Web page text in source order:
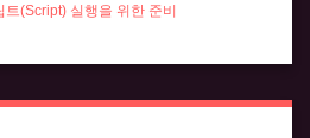
(Script) 실행을 위한 준비